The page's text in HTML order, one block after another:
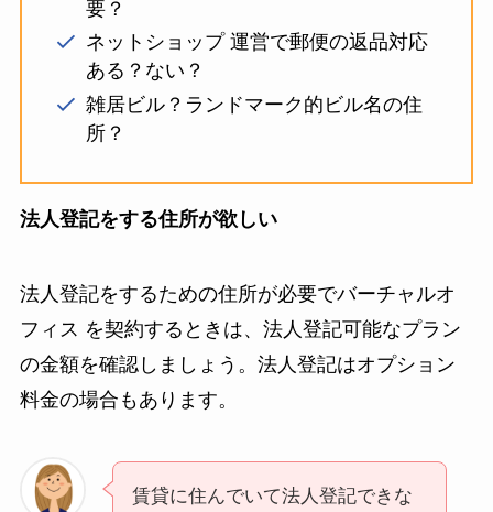
要？
ネットショップ 運営で郵便の返品対応
ある？ない？
雑居ビル？ランドマーク的ビル名の住
所？
法人登記をする住所が欲しい
法人登記をするための住所が必要でバーチャルオ
フィス を契約するときは、法人登記可能なプラン
の金額を確認しましょう。法人登記はオプション
料金の場合もあります。
賃貸に住んでいて法人登記できな